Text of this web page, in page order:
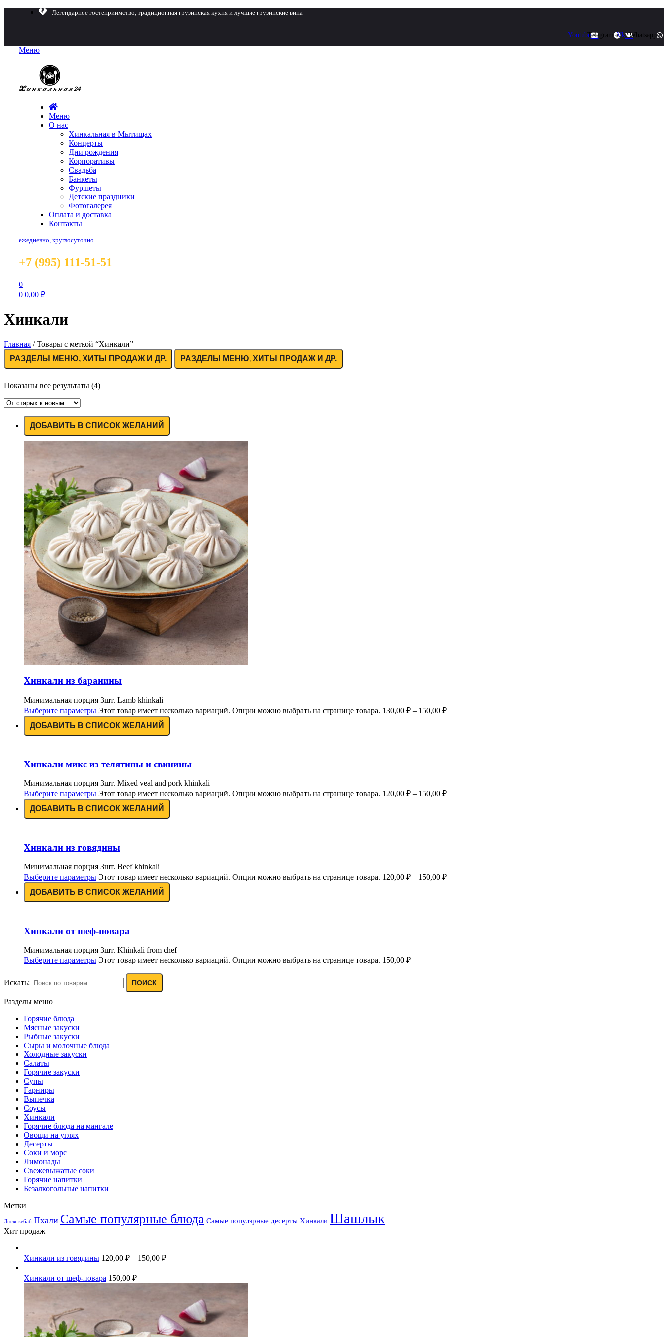
Легендарное гостеприимство, традиционная грузинская кухня и лучшие грузинские вина
YoutubeTelegram Vk Whatsapp
Меню
Меню
О нас
Хинкальная в Мытищах
Концерты
Дни рождения
Корпоративы
Свадьба
Банкеты
Фуршеты
Детские праздники
Фотогалерея
Оплата и доставка
Контакты
ежедневно, круглосуточно
+7 (995) 111-51-51
0
0 0,00 ₽
Хинкали
Главная /Товары с меткой “Хинкали”
РАЗДЕЛЫ МЕНЮ, ХИТЫ ПРОДАЖ И ДР.
РАЗДЕЛЫ МЕНЮ, ХИТЫ ПРОДАЖ И ДР.
Показаны все результаты (4)
ДОБАВИТЬ В СПИСОК ЖЕЛАНИЙ
Хинкали из баранины
Минимальная порция 3шт. Lamb khinkali
Выберите параметры Этот товар имеет несколько вариаций. Опции можно выбрать на странице товара. 130,00 ₽ – 150,00 ₽
ДОБАВИТЬ В СПИСОК ЖЕЛАНИЙ
Хинкали микс из телятины и свинины
Минимальная порция 3шт. Mixed veal and pork khinkali
Выберите параметры Этот товар имеет несколько вариаций. Опции можно выбрать на странице товара. 120,00 ₽ – 150,00 ₽
ДОБАВИТЬ В СПИСОК ЖЕЛАНИЙ
Хинкали из говядины
Минимальная порция 3шт. Beef khinkali
Выберите параметры Этот товар имеет несколько вариаций. Опции можно выбрать на странице товара. 120,00 ₽ – 150,00 ₽
ДОБАВИТЬ В СПИСОК ЖЕЛАНИЙ
Хинкали от шеф-повара
Минимальная порция 3шт. Khinkali from chef
Выберите параметры Этот товар имеет несколько вариаций. Опции можно выбрать на странице товара. 150,00 ₽
Искать: ПОИСК
Разделы меню
Горячие блюда
Мясные закуски
Рыбные закуски
Сыры и молочные блюда
Холодные закуски
Салаты
Горячие закуски
Супы
Гарниры
Выпечка
Соусы
Хинкали
Горячие блюда на мангале
Овощи на углях
Десерты
Соки и морс
Лимонады
Свежевыжатые соки
Горячие напитки
Безалкогольные напитки
Метки
Люля-кебаб Пхали Самые популярные блюда Самые популярные десерты Хинкали Шашлык
Хит продаж
Хинкали из говядины 120,00 ₽ – 150,00 ₽
Хинкали от шеф-повара 150,00 ₽